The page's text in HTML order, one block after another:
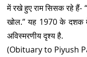
में रखे हुए राम सिसक रहे हैं-
खोल.” यह 1970 के दशक में
अविस्मरणीय दृश्य है.
(Obituary to Piyush